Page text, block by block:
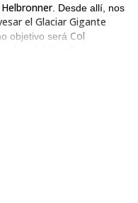
. Desde allí, nos
el Glaciar Gigante
objetivo será Col
una recompensa